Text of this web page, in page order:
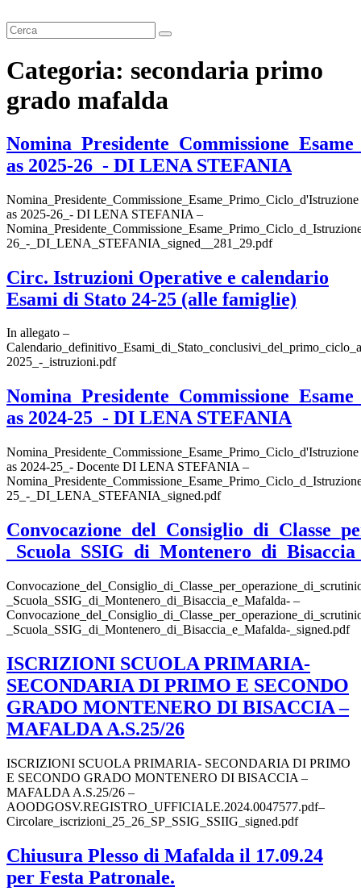
Categoria: secondaria primo
grado mafalda
as 2025-26_- DI LENA STEFANIA
Nomina_Presidente_Commissione_Esame_Primo_Ciclo_d'Istruzione
as 2025-26_- DI LENA STEFANIA –
26_-_DI_LENA_STEFANIA_signed__281_29.pdf
Circ. Istruzioni Operative e calendario
Esami di Stato 24-25 (alle famiglie)
In allegato –
2025_-_istruzioni.pdf
as 2024-25_- DI LENA STEFANIA
Nomina_Presidente_Commissione_Esame_Primo_Ciclo_d'Istruzione
as 2024-25_- Docente DI LENA STEFANIA –
25_-_DI_LENA_STEFANIA_signed.pdf
_Scuola_SSIG_di_Montenero_di_Bisaccia_e_Mafalda- –
_Scuola_SSIG_di_Montenero_di_Bisaccia_e_Mafalda-_signed.pdf
ISCRIZIONI SCUOLA PRIMARIA-
SECONDARIA DI PRIMO E SECONDO
GRADO MONTENERO DI BISACCIA –
MAFALDA A.S.25/26
ISCRIZIONI SCUOLA PRIMARIA- SECONDARIA DI PRIMO
E SECONDO GRADO MONTENERO DI BISACCIA –
MAFALDA A.S.25/26 –
AOODGOSV.REGISTRO_UFFICIALE.2024.0047577.pdf–
Circolare_iscrizioni_25_26_SP_SSIG_SSIIG_signed.pdf
Chiusura Plesso di Mafalda il 17.09.24
per Festa Patronale.